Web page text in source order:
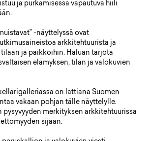
ja purkamisessa vapautuva hiili
-näyttelyssä ovat
arkkitehtuurista ja
tilaan ja paikkoihin. Haluan tarjota
elämyksen, tilan ja valokuvien
on lattiana Suomen
vakaan pohjan tälle näyttelylle.
pysyvyyden merkityksen arkkitehtuurissa
sijaan.